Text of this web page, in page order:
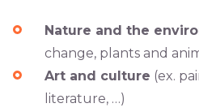
Nature and the
change, plants and
Art and culture (ex.
literature, …)